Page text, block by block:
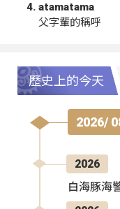
atamatama
父字輩的稱呼
歷史上的今天
2026/
2026
白海豚海